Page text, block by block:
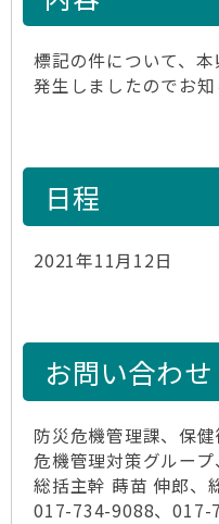
標記の件について、
発生しましたのでお知
日程
2021年11月12日
お問い合わせ
防災危機管理課、保
危機管理対策グルー
総括主幹 蒔苗 伸郎、
017-734-9088、017-